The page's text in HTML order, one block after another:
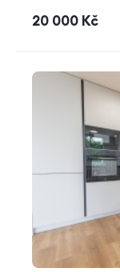
cena
20 000 Kč